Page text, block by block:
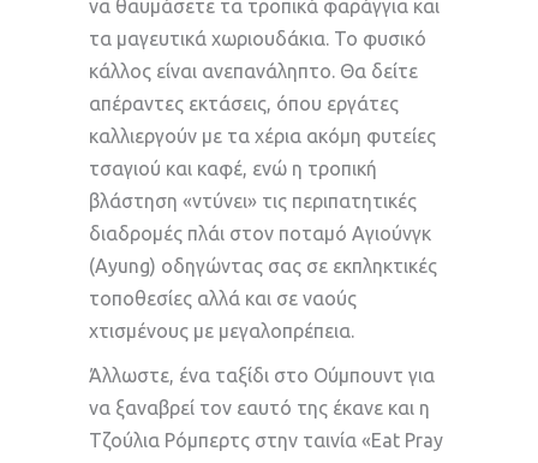
να θαυμάσετε τα τροπικά φαράγγια και
τα μαγευτικά χωριουδάκια. Το φυσικό
κάλλος είναι ανεπανάληπτο. Θα δείτε
απέραντες εκτάσεις, όπου εργάτες
καλλιεργούν με τα χέρια ακόμη φυτείες
τσαγιού και καφέ, ενώ η τροπική
βλάστηση «ντύνει» τις περιπατητικές
διαδρομές πλάι στον ποταμό Αγιούνγκ
(Ayung) οδηγώντας σας σε εκπληκτικές
τοποθεσίες αλλά και σε ναούς
χτισμένους με μεγαλοπρέπεια.
Άλλωστε, ένα ταξίδι στο Ούμπουντ για
να ξαναβρεί τον εαυτό της έκανε και η
Τζούλια Ρόμπερτς στην ταινία «Eat Pray